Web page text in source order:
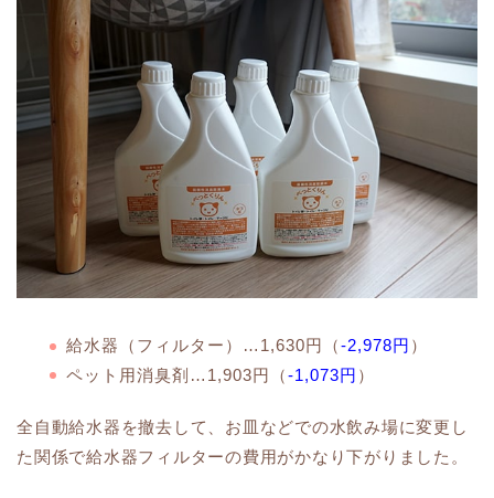
給水器（フィルター）…1,630円（-2,978円 ）
ペット用消臭剤…1,903円（-1,073円 ）
全自動給水器を撤去して、お皿などでの水飲み場に変更し
た関係で給水器フィルターの費用がかなり下がりました。